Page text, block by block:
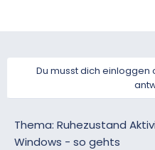
Du musst dich einloggen
Thema: Ruhezustand
Windows - so gehts